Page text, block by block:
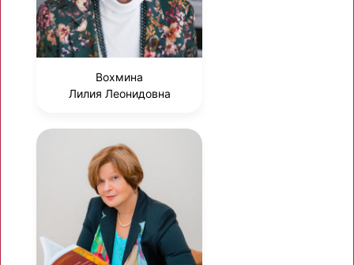
Вохмина
Лилия Леонидовна